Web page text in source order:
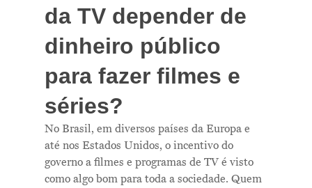
da TV depender de
dinheiro público
para fazer filmes e
séries?
No Brasil, em diversos países da Europa e
até nos Estados Unidos, o incentivo do
governo a filmes e programas de TV é visto
como algo bom para toda a sociedade. Quem